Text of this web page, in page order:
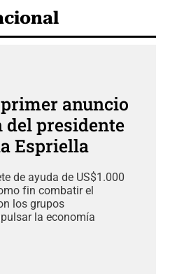
primer anuncio
del presidente
Espriella
de ayuda de US$1.000
fin combatir el
los grupos
la economía